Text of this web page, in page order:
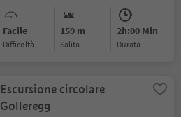
Facile
Difficoltà
159 m
Salita
2h:00 Min
durata
Escursione circolare
Golleregg